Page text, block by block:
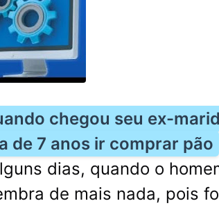
chegou seu ex-
de 7 anos ir comprar pão
dias, quando o
de mais nada, pois